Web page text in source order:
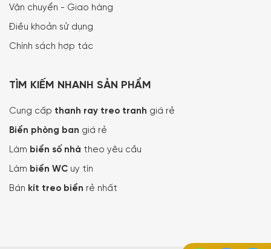
Vận chuyển - Giao hàng
Điều khoản sử dụng
Chính sách hợp tác
TÌM KIẾM NHANH SẢN PHẨM
Cung cấp thanh ray treo tranh giá rẻ
Biển phòng ban giá rẻ
Làm biển số nhà theo yêu cầu
Làm biển WC uy tín
Bán kít treo biển rẻ nhất